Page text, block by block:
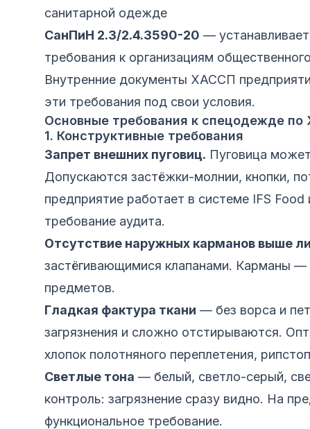
санитарной одежде
СанПиН 2.3/2.4.3590-20 —
требования к организациям
Внутренние документы ХАССП
эти требования под свои условия.
Основные требования к спецодежде по
1. Конструктивные требования
Запрет внешних пуговиц. Пуговица
Допускаются застёжки-молнии, кнопки,
предприятие работает в системе IFS
требование аудита.
Отсутствие наружных карманов выше
застёгивающимися клапанами. Карманы —
предметов.
Гладкая фактура ткани — без ворса и
загрязнения и сложно отстирываются.
хлопок полотняного переплетения,
Светлые тона — белый, светло-серый,
контроль: загрязнение сразу видно. На
функциональное требование.